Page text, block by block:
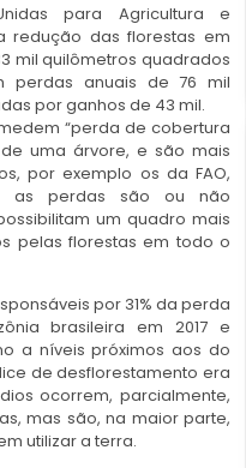
para Agricultura e
redução das florestas em
mil quilômetros quadrados
perdas anuais de 76 mil
por ganhos de 43 mil.
“perda de cobertura
uma árvore, e são mais
por exemplo os da FAO,
as perdas são ou não
um quadro mais
pelas florestas em todo o
por 31% da perda
brasileira em 2017 e
a níveis próximos aos do
de desflorestamento era
ocorrem, parcialmente,
mas são, na maior parte,
utilizar a terra.